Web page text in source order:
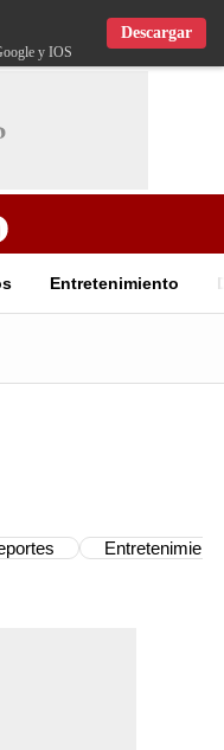
y IOS
Descargar
Entretenimiento
Entretenimiento